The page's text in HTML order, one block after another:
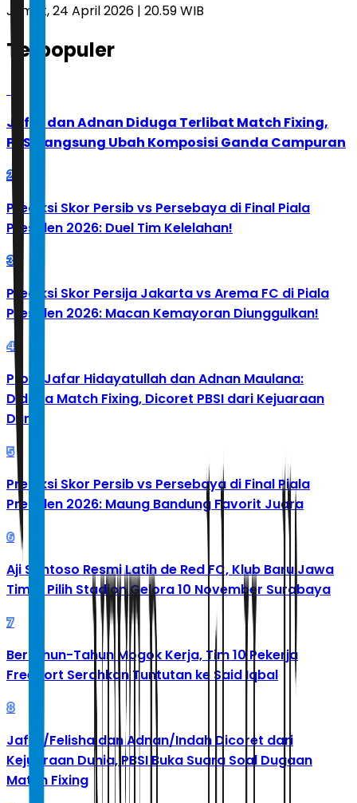
Jumat, 24 April 2026 | 20.59 WIB
Terpopuler
Jafar dan Adnan Diduga Terlibat Match Fixing,
PBSI Langsung Ubah Komposisi Ganda Campuran
2
Prediksi Skor Persib vs Persebaya di Final Piala
Presiden 2026: Duel Tim Kelelahan!
3
Prediksi Skor Persija Jakarta vs Arema FC di Piala
Presiden 2026: Macan Kemayoran Diunggulkan!
4
Profil Jafar Hidayatullah dan Adnan Maulana:
Diduga Match Fixing, Dicoret PBSI dari Kejuaraan
Dunia
5
Prediksi Skor Persib vs Persebaya di Final Piala
Presiden 2026: Maung Bandung Favorit Juara
6
Aji Santoso Resmi Latih de Red FC, Klub Baru Jawa
Timur Pilih Stadion Gelora 10 November Surabaya
7
Bertahun-Tahun Mogok Kerja, Tim 10 Pekerja
Freeport Serahkan Tuntutan ke Said Iqbal
8
Jafar/Felisha dan Adnan/Indah Dicoret dari
Kejuaraan Dunia, PBSI Buka Suara Soal Dugaan
Match Fixing